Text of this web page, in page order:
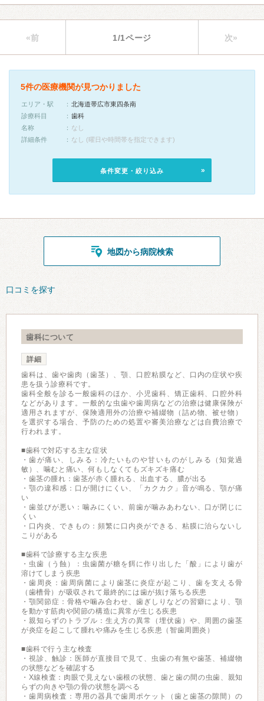
«前 1/1ページ 次»
5件の医療機関が見つかりました
エリア・駅
北海道帯広市東四条南
診療科目
歯科
名称
なし
詳細条件
なし (曜日や時間帯を指定できます)
条件変更・絞り込み
地図から病院検索
口コミを探す
歯科について
詳細
歯科は、歯や歯肉（歯茎）、顎、口腔粘膜など、口内の症状や疾
患を扱う診療科です。
歯科全般を診る一般歯科のほか、小児歯科、矯正歯科、口腔外科
などがあります。一般的な虫歯や歯周病などの治療は健康保険が
適用されますが、保険適用外の治療や補綴物（詰め物、被せ物）
を選択する場合、予防のための処置や審美治療などは自費治療で
行われます。
■歯科で対応する主な症状
・歯が痛い、しみる：冷たいものや甘いものがしみる（知覚過
敏）、噛むと痛い、何もしなくてもズキズキ痛む
・歯茎の腫れ：歯茎が赤く腫れる、出血する、膿が出る
・顎の違和感：口が開けにくい、「カクカク」音が鳴る、顎が痛
い
・歯並びが悪い：噛みにくい、前歯が噛みあわない、口が閉じに
くい
・口内炎、できもの：頻繁に口内炎ができる、粘膜に治らないし
こりがある
■歯科で診療する主な疾患
・虫歯（う蝕）：虫歯菌が糖を餌に作り出した「酸」により歯が
溶けてしまう疾患
・歯周炎：歯周病菌により歯茎に炎症が起こり、歯を支える骨
（歯槽骨）が吸収されて最終的には歯が抜け落ちる疾患
・顎関節症：骨格や噛み合わせ、歯ぎしりなどの習癖により、顎
を動かす筋肉や関節の構造に異常が生じる疾患
・親知らずのトラブル：生え方の異常（埋伏歯）や、周囲の歯茎
が炎症を起こして腫れや痛みを生じる疾患（智歯周囲炎）
■歯科で行う主な検査
・視診、触診：医師が直接目で見て、虫歯の有無や歯茎、補綴物
の状態などを確認する
・X線検査：肉眼で見えない歯根の状態、歯と歯の間の虫歯、親知
らずの向きや顎の骨の状態を調べる
・歯周病検査：専用の器具で歯周ポケット（歯と歯茎の隙間）の